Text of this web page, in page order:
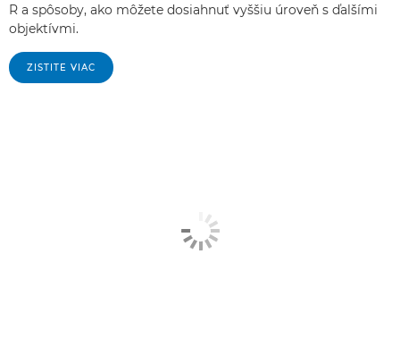
R a spôsoby, ako môžete dosiahnuť vyššiu úroveň s ďalšími
objektívmi.
ZISTITE VIAC